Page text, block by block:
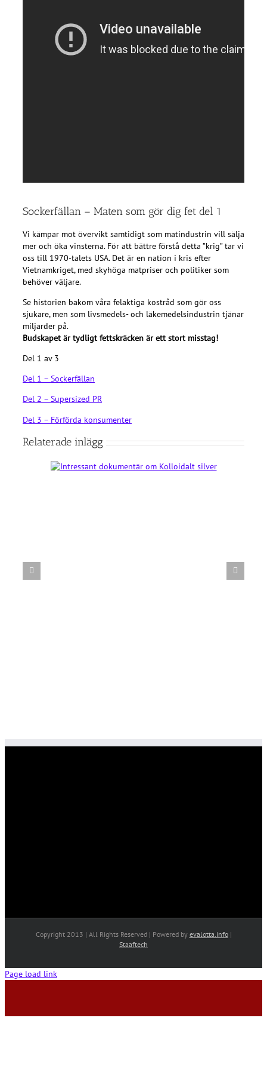
Sockerfällan – Maten som gör dig fet del 1
Vi kämpar mot övervikt samtidigt som matindustrin vill sälja
mer och öka vinsterna. För att bättre förstå detta ”krig” tar vi
oss till 1970-talets USA. Det är en nation i kris efter
Vietnamkriget, med skyhöga matpriser och politiker som
behöver väljare.
Se historien bakom våra felaktiga kostråd som gör oss
sjukare, men som livsmedels- och läkemedelsindustrin tjänar
miljarder på.
Budskapet är tydligt fettskräcken är ett stort misstag!
Del 1 av 3
Del 1 – Sockerfällan
Del 2 – Supersized PR
Del 3 – Förförda konsumenter
Relaterade inlägg
Copyright 2013 | All Rights Reserved | Powered by evalotta.info|
Staaftech
Page load link